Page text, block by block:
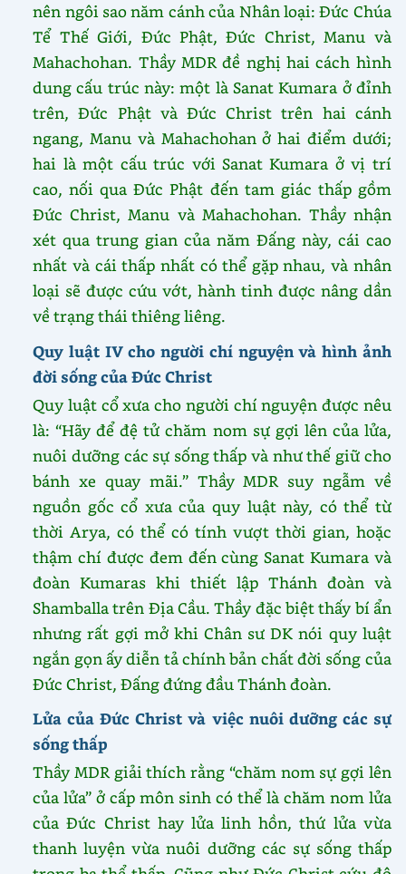
nên ngôi sao năm cánh của Nhân loại: Đức Chúa
Tể Thế Giới, Đức Phật, Đức Christ, Manu và
Mahachohan. Thầy MDR đề nghị hai cách hình
dung cấu trúc này: một là Sanat Kumara ở đỉnh
trên, Đức Phật và Đức Christ trên hai cánh
ngang, Manu và Mahachohan ở hai điểm dưới;
hai là một cấu trúc với Sanat Kumara ở vị trí
cao, nối qua Đức Phật đến tam giác thấp gồm
Đức Christ, Manu và Mahachohan. Thầy nhận
xét qua trung gian của năm Đấng này, cái cao
nhất và cái thấp nhất có thể gặp nhau, và nhân
loại sẽ được cứu vớt, hành tinh được nâng dần
về trạng thái thiêng liêng.
Quy luật IV cho người chí nguyện và hình ảnh
đời sống của Đức Christ
Quy luật cổ xưa cho người chí nguyện được nêu
là: “Hãy để đệ tử chăm nom sự gợi lên của lửa,
nuôi dưỡng các sự sống thấp và như thế giữ cho
bánh xe quay mãi.” Thầy MDR suy ngẫm về
nguồn gốc cổ xưa của quy luật này, có thể từ
thời Arya, có thể có tính vượt thời gian, hoặc
thậm chí được đem đến cùng Sanat Kumara và
đoàn Kumaras khi thiết lập Thánh đoàn và
Shamballa trên Địa Cầu. Thầy đặc biệt thấy bí ẩn
nhưng rất gợi mở khi Chân sư DK nói quy luật
ngắn gọn ấy diễn tả chính bản chất đời sống của
Đức Christ, Đấng đứng đầu Thánh đoàn.
Lửa của Đức Christ và việc nuôi dưỡng các sự
sống thấp
Thầy MDR giải thích rằng “chăm nom sự gợi lên
của lửa” ở cấp môn sinh có thể là chăm nom lửa
của Đức Christ hay lửa linh hồn, thứ lửa vừa
thanh luyện vừa nuôi dưỡng các sự sống thấp